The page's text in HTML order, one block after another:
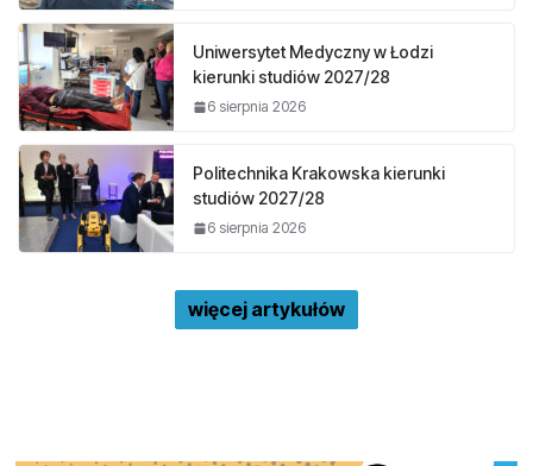
Uniwersytet Medyczny w Łodzi
kierunki studiów 2027/28
6 sierpnia 2026
Politechnika Krakowska kierunki
studiów 2027/28
6 sierpnia 2026
więcej artykułów